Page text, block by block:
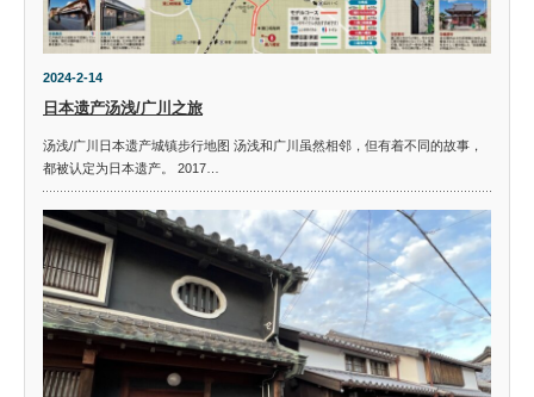
2024-2-14
日本遗产汤浅/广川之旅
汤浅/广川日本遗产城镇步行地图 汤浅和广川虽然相邻，但有着不同的故事，
都被认定为日本遗产。 2017…